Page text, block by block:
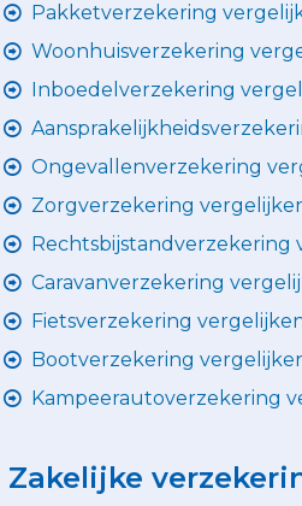
Pakketverzekering
Woonhuisverzekering
Inboedelverzekering
Ongevallenverzekering
Zorgverzekering
Rechtsbijstandverzekering
Caravanverzekering
Fietsverzekering
Bootverzekering
Kampeerautoverzekering
Zakelijke